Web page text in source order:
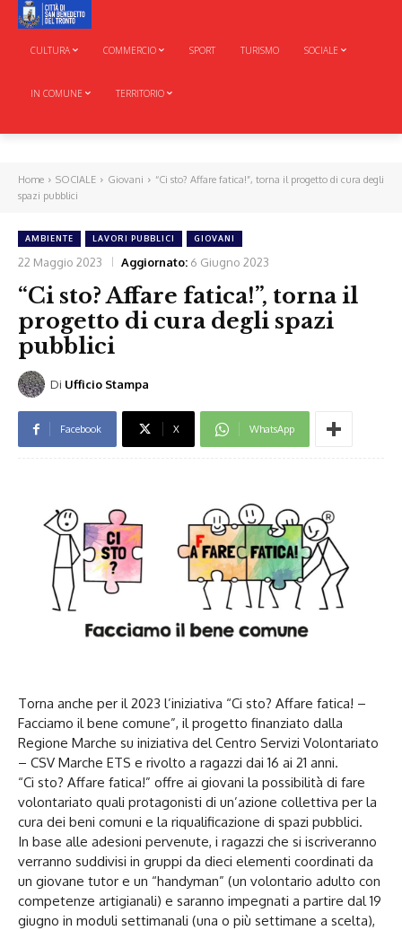
CULTURA COMMERCIO SPORT TURISMO SOCIALE
IN COMUNE TERRITORIO
Home SOCIALE Giovani
“Ci sto? Affare fatica!”, torna il progetto di cura degli
spazi pubblici
AMBIENTE LAVORI PUBBLICI GIOVANI
22 Maggio 2023 Aggiornato: 6 Giugno 2023
“Ci sto? Affare fatica!”, torna il
progetto di cura degli spazi
pubblici
Di Ufficio Stampa
Facebook X WhatsApp
Torna anche per il 2023 l’iniziativa “Ci sto? Affare fatica! –
Facciamo il bene comune”, il progetto finanziato dalla
Regione Marche su iniziativa del Centro Servizi Volontariato
– CSV Marche ETS e rivolto a ragazzi dai 16 ai 21 anni.
“Ci sto? Affare fatica!” offre ai giovani la possibilità di fare
volontariato quali protagonisti di un’azione collettiva per la
cura dei beni comuni e la riqualificazione di spazi pubblici.
In base alle adesioni pervenute, i ragazzi che si iscriveranno
verranno suddivisi in gruppi da dieci elementi coordinati da
un giovane tutor e un “handyman” (un volontario adulto con
competenze artigianali) e saranno impegnati a partire dal 19
giugno in moduli settimanali (una o più settimane a scelta),